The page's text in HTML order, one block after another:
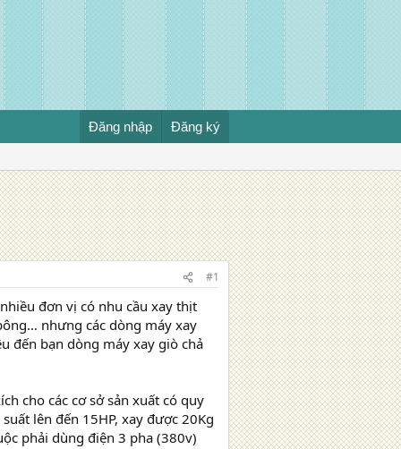
Đăng nhập Đăng ký
#1
đơn vị có nhu cầu xay thịt
nhưng các dòng máy xay
đến bạn dòng máy xay giò chả
cho các cơ sở sản xuất có quy
lên đến 15HP, xay được 20Kg
phải dùng điện 3 pha (380v)